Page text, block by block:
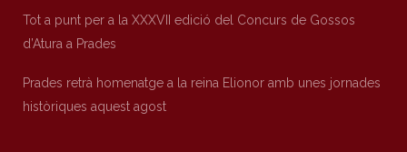
Tot a punt per a la XXXVII edició del Concurs de Gossos
d’Atura a Prades
Prades retrà homenatge a la reina Elionor amb unes jornades
històriques aquest agost